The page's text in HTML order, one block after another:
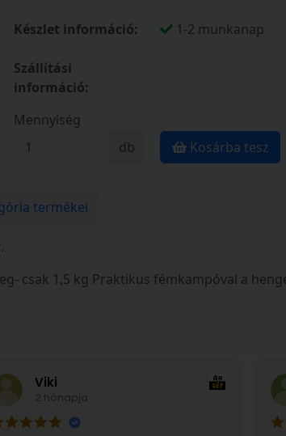
Készlet információ: 1-2 munkanap
Szállítási
információ:
Mennyiség
db
Kosárba tesz
termékei
csak 1,5 kg Praktikus fémkampóval a
Viki
2 hónapja